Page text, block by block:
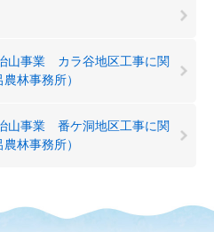
山事業 カラ谷地区工事に関
林事務所）
山事業 番ケ洞地区工事に関
林事務所）